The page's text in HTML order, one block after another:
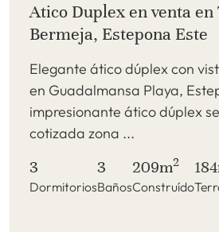
Atico Duplex en venta en
Bermeja, Estepona Este
Elegante ático dúplex con
en Guadalmansa Playa,
impresionante ático dúplex
cotizada zona ...
3
Dormitorios
3
Baños
209m2
Construído